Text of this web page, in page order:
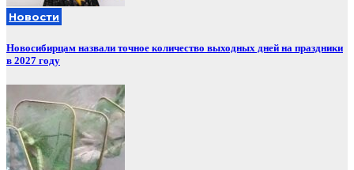
Новости
Новосибирцам назвали точное количество выходных дней на праздники
в 2027 году